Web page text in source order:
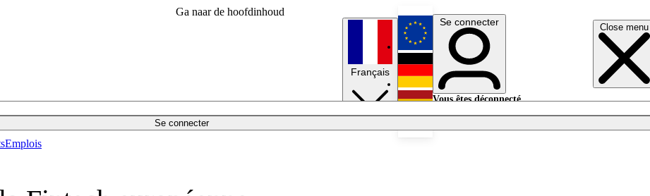
Ga naar de hoofdinhoud
Close menu
Se connecter
Emplois
Français
English
Deutsch
Se connecter
Vous êtes déconnecté.